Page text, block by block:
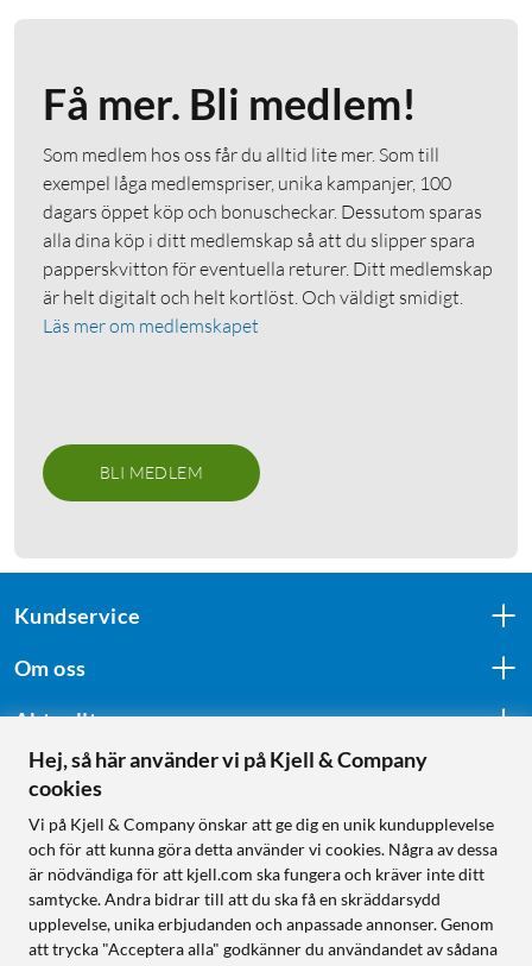
Få mer. Bli medlem!
Som medlem hos oss får du alltid lite mer. Som till
exempel låga medlemspriser, unika kampanjer, 100
dagars öppet köp och bonuscheckar. Dessutom sparas
alla dina köp i ditt medlemskap så att du slipper spara
papperskvitton för eventuella returer. Ditt medlemskap
är helt digitalt och helt kortlöst. Och väldigt smidigt.
Läs mer om medlemskapet
BLI MEDLEM
Kundservice
Om oss
Aktuellt
Följ oss
Handla från:
Sverige
Hej, så här använder vi på Kjell & Company
cookies
Vi på Kjell & Company önskar att ge dig en unik kundupplevelse
och för att kunna göra detta använder vi cookies. Några av dessa
är nödvändiga för att kjell.com ska fungera och kräver inte ditt
samtycke. Andra bidrar till att du ska få en skräddarsydd
upplevelse, unika erbjudanden och anpassade annonser. Genom
att trycka "Acceptera alla" godkänner du användandet av sådana